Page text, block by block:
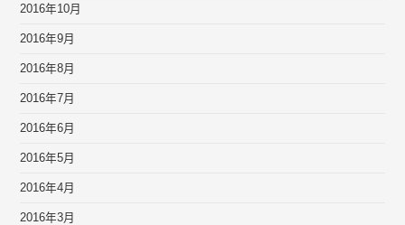
2016年10月
2016年9月
2016年8月
2016年7月
2016年6月
2016年5月
2016年4月
2016年3月